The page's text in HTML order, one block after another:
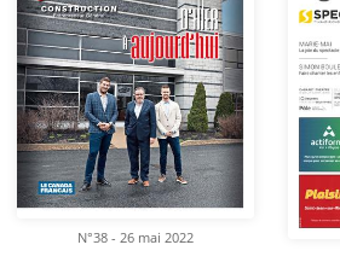
N°38 - 26 mai 2022